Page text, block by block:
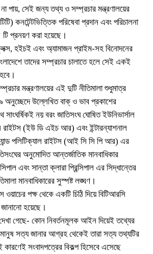
পায়, সেই জন্য তথ্য ও সম্প্রচার মন্ত্রণালয়ের
কনটেন্টভিত্তিক পরিষেবা প্রদান এবং পরিচালনা
প্রনয়ণ করা হয়েছে।
হইচই এবং অ্যামাজন প্রাইম-সহ বিনোদনের
তাদের সম্প্রচার চালাতে হলে সেই একই
মন্ত্রণালয়ের এই দুটি নীতিমালা শুধুমাত্র
অনুচ্ছেদে উল্লেখিত বাক্ ও ভাব প্রকাশের
সাংঘর্ষিকই নয় বরং জাতিসংঘ ঘোষিত ইউনিভার্সাল
রাইটস (ইউ ডি এইচ আর) এবং ইন্টারন্যাশনাল
পলিটিক্যাল রাইটস (আই সি সি পি আর) এর
অনুমোদিত আন্তর্জাতিক মানবাধিকার
এবং সান্তা ক্লারা প্রিন্সিপাল এর সিদ্ধান্তের
মানবাধিকারের সুস্পষ্ট লঙ্ঘণ।
ওয়াচের পক্ষ থেকে একটি চিঠি দিয়ে বিটিআরসি
হয়েছে।
গেছে- কোন নিবর্তনমূলক আইন দিয়েই তথ্যের
সত্য জানার আগ্রহ থেকেই তারা সত্য তথ্যটির
সংবাদপত্রের বিকল্প হিসেবে এসেছে